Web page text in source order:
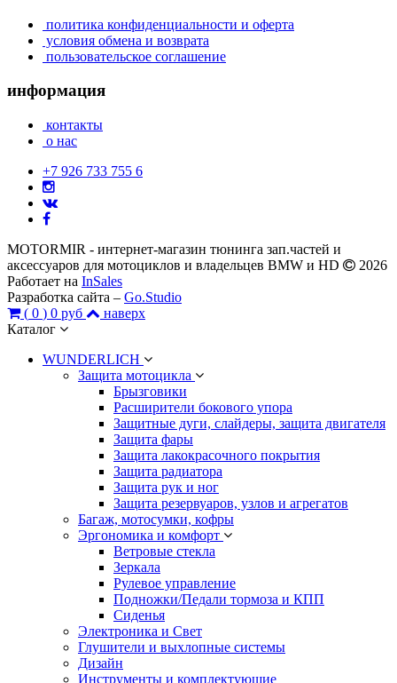
политика конфиденциальности и оферта
условия обмена и возврата
пользовательское соглашение
информация
контакты
о нас
+7 926 733 755 6
MOTORMIR - интернет-магазин тюнинга зап.частей и
аксессуаров для мотоциклов и владельцев BMW и HD
2026
Работает на InSales
Разработка сайта – Go.Studio
( 0 ) 0 руб
наверх
Каталог
WUNDERLICH
Защита мотоцикла
Брызговики
Расширители бокового упора
Защитные дуги, слайдеры, защита двигателя
Защита фары
Защита лакокрасочного покрытия
Защита радиатора
Защита рук и ног
Защита резервуаров, узлов и агрегатов
Багаж, мотосумки, кофры
Эргономика и комфорт
Ветровые стекла
Зеркала
Рулевое управление
Подножки/Педали тормоза и КПП
Сиденья
Электроника и Свет
Глушители и выхлопные системы
Дизайн
Инструменты и комплектующие